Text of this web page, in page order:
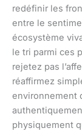
redéfinir les
entre le
écosystème
le tri parmi ces
rejetez pas
réaffirmez
environnement
physiquement